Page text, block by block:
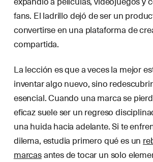
fans. El ladrillo dejó de ser un
convertirse en una plataforma de
compartida.
La lección es que a veces la mejor
inventar algo nuevo, sino
esencial. Cuando una marca se
eficaz suele ser un regreso
una huida hacia adelante. Si te
dilema, estudia primero qué es un
marcasantes de tocar un solo